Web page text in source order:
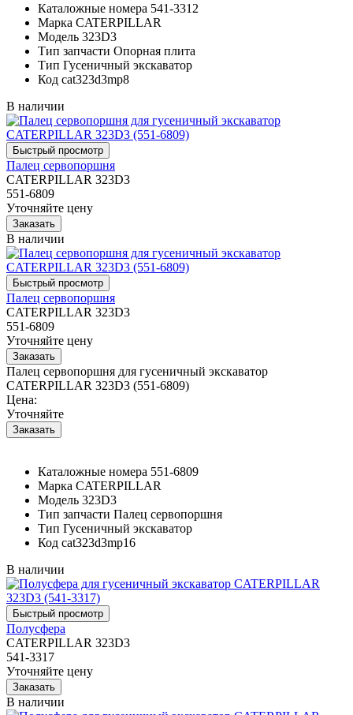
Каталожные номера 541-3312
Марка CATERPILLAR
Модель 323D3
Тип запчасти Опорная плита
Тип Гусеничный экскаватор
Код cat323d3mp8
В наличии
Палец сервопоршня
CATERPILLAR 323D3
551-6809
Уточняйте цену
В наличии
Палец сервопоршня
CATERPILLAR 323D3
551-6809
Уточняйте цену
Палец сервопоршня для гусеничный экскаватор
CATERPILLAR 323D3 (551-6809)
Цена:
Уточняйте
Каталожные номера 551-6809
Марка CATERPILLAR
Модель 323D3
Тип запчасти Палец сервопоршня
Тип Гусеничный экскаватор
Код cat323d3mp16
В наличии
Полусфера
CATERPILLAR 323D3
541-3317
Уточняйте цену
В наличии